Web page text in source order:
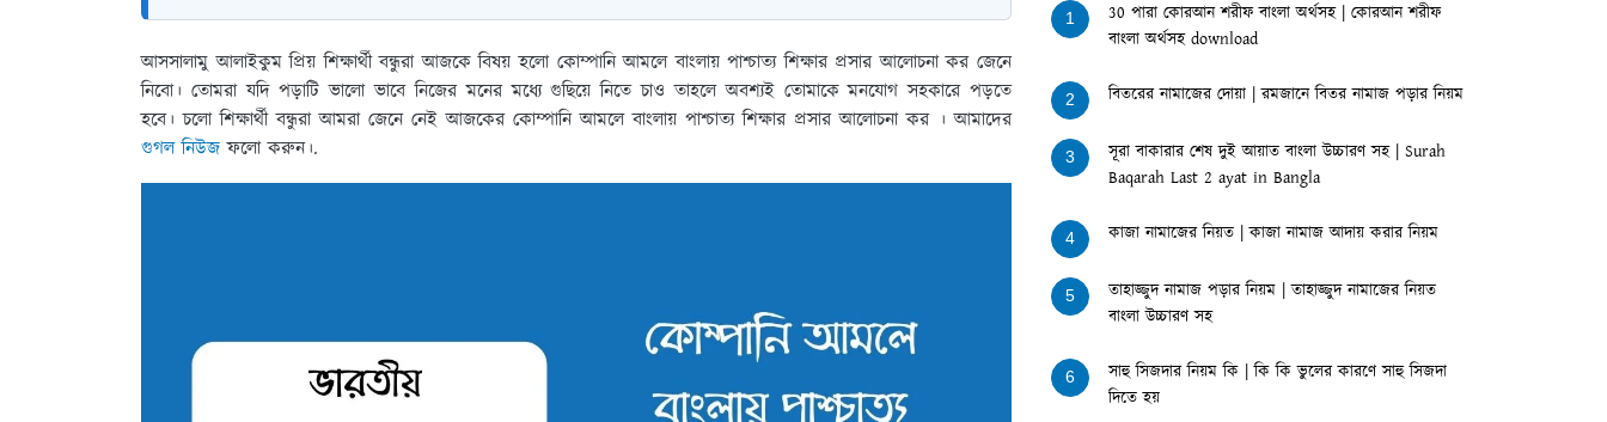
আসসালামু আলাইকুম প্রিয় শিক্ষার্থী বন্ধুরা আজকে বিষয় হলো কোম্পানি আমলে বাংলায় পাশ্চাত্য শিক্ষার প্রসার আলোচনা কর জেনে
নিবো। তোমরা যদি পড়াটি ভালো ভাবে নিজের মনের মধ্যে গুছিয়ে নিতে চাও তাহলে অবশ্যই তোমাকে মনযোগ সহকারে পড়তে
হবে। চলো শিক্ষার্থী বন্ধুরা আমরা জেনে নেই আজকের কোম্পানি আমলে বাংলায় পাশ্চাত্য শিক্ষার প্রসার আলোচনা কর । আমাদের
গুগল নিউজফলো করুন।.
1
30 পারা কোরআন শরীফ বাংলা অর্থসহ | কোরআন শরীফ
বাংলা অর্থসহ download
2 বিতরের নামাজের দোয়া | রমজানে বিতর নামাজ পড়ার নিয়ম
3
সূরা বাকারার শেষ দুই আয়াত বাংলা উচ্চারণ সহ | Surah
Baqarah Last 2 ayat in Bangla
4 কাজা নামাজের নিয়ত | কাজা নামাজ আদায় করার নিয়ম
5
তাহাজ্জুদ নামাজ পড়ার নিয়ম | তাহাজ্জুদ নামাজের নিয়ত
বাংলা উচ্চারণ সহ
6
সাহু সিজদার নিয়ম কি | কি কি ভুলের কারণে সাহু সিজদা
দিতে হয়